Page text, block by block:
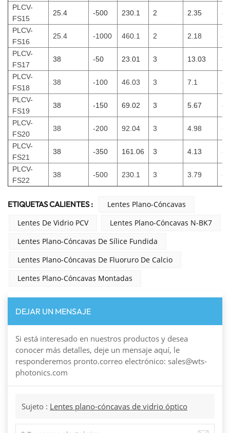
PLCV-
FS15
25.4 -500 230.1 2 2.35 -
PLCV-
FS16
25.4 -1000 460.1 2 2.18 -
PLCV-
FS17
38 -50 23.01 3 13.03 -
PLCV-
FS18
38 -100 46.03 3 7.1 -
PLCV-
FS19
38 -150 69.02 3 5.67 -
PLCV-
FS20
38 -200 92.04 3 4.98 -
PLCV-
FS21
38 -350 161.06 3 4.13 -
PLCV-
FS22
38 -500 230.1 3 3.79 -
ETIQUETAS CALIENTES :
Lentes Plano-Cóncavas
Lentes De Vidrio PCV
Lentes Plano-Cóncavas N-BK7
Lentes Plano-Cóncavas De Sílice Fundida
Lentes Plano-Cóncavas De Fluoruro De Calcio
Lentes Plano-Cóncavas Montadas
DEJAR UN MENSAJE
Si está interesado en nuestros productos y desea
conocer más detalles, deje un mensaje aquí, le
responderemos pronto.correo electrónico: sales@wts-
photonics.com
Sujeto : Lentes plano-cóncavas de vidrio óptico